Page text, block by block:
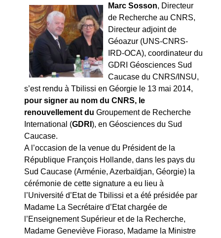
Marc Sosson, Directeur
de Recherche au CNRS,
Directeur adjoint de
Géoazur (UNS-CNRS-
IRD-OCA), coordinateur du
GDRI Géosciences Sud
Caucase du CNRS/INSU,
s’est rendu à Tbilissi en Géorgie le 13 mai 2014,
pour signer au nom du CNRS, le
renouvellement du Groupement de Recherche
International (GDRI ), en Géosciences du Sud
Caucase.
A l’occasion de la venue du Président de la
République François Hollande, dans les pays du
Sud Caucase (Arménie, Azerbaïdjan, Géorgie) la
cérémonie de cette signature a eu lieu à
l’Université d’Etat de Tbilissi et a été présidée par
Madame La Secrétaire d’Etat chargée de
l’Enseignement Supérieur et de la Recherche,
Madame Geneviève Fioraso, Madame la Ministre